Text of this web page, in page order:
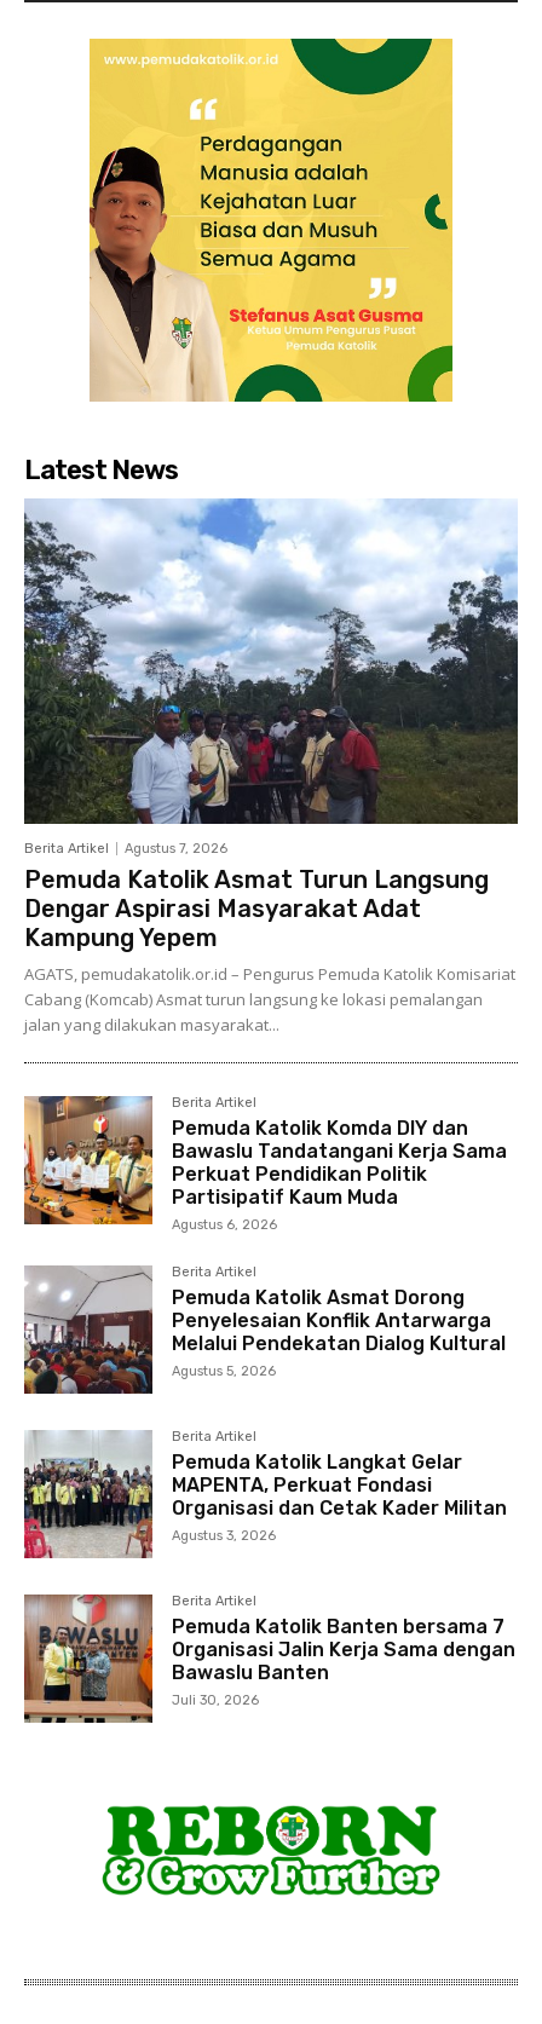
Latest News
Berita Artikel Agustus 7, 2026
Pemuda Katolik Asmat Turun Langsung
Dengar Aspirasi Masyarakat Adat
Kampung Yepem
AGATS, pemudakatolik.or.id – Pengurus Pemuda Katolik Komisariat
Cabang (Komcab) Asmat turun langsung ke lokasi pemalangan
jalan yang dilakukan masyarakat...
Berita Artikel
Pemuda Katolik Komda DIY dan
Bawaslu Tandatangani Kerja Sama
Perkuat Pendidikan Politik
Partisipatif Kaum Muda
Agustus 6, 2026
Berita Artikel
Pemuda Katolik Asmat Dorong
Penyelesaian Konflik Antarwarga
Melalui Pendekatan Dialog Kultural
Agustus 5, 2026
Berita Artikel
Pemuda Katolik Langkat Gelar
MAPENTA, Perkuat Fondasi
Organisasi dan Cetak Kader Militan
Agustus 3, 2026
Berita Artikel
Pemuda Katolik Banten bersama 7
Organisasi Jalin Kerja Sama dengan
Bawaslu Banten
Juli 30, 2026